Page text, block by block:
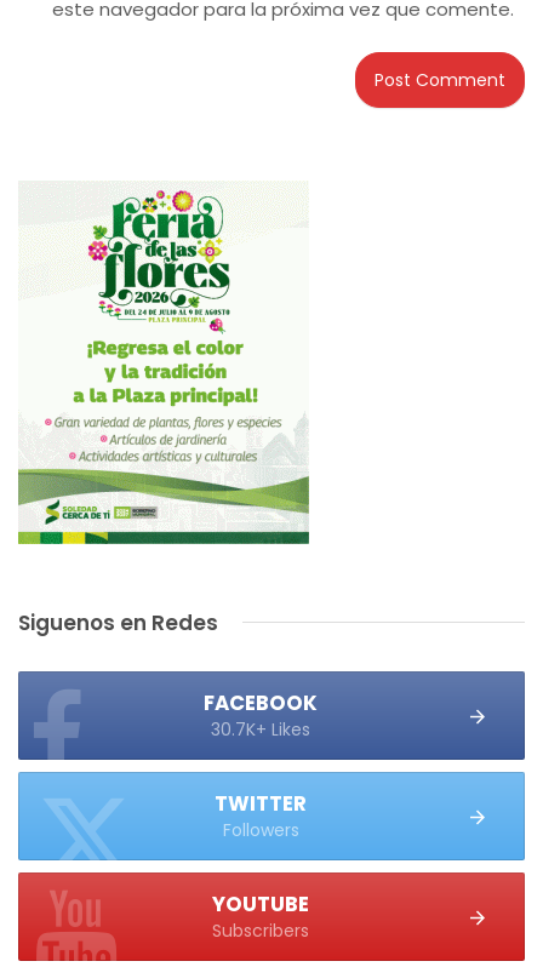
este navegador para la próxima vez que comente.
Siguenos en Redes
FACEBOOK
30.7K+ Likes
TWITTER
Followers
YOUTUBE
Subscribers